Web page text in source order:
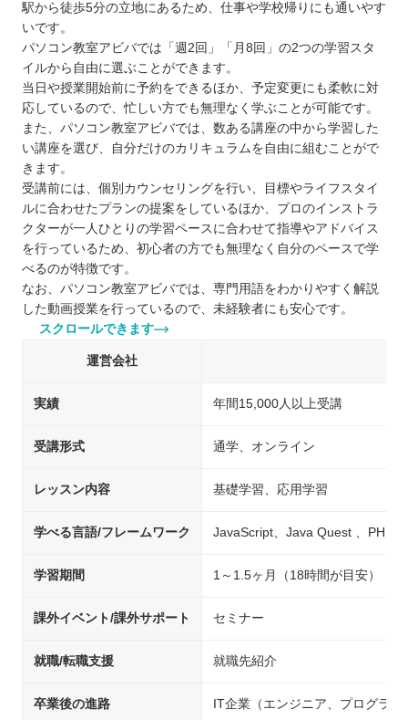
駅から徒歩5分の立地にあるため、仕事や学校帰りにも通いやす
いです。
パソコン教室アビバでは「週2回」「月8回」の2つの学習スタ
イルから自由に選ぶことができます。
当日や授業開始前に予約をできるほか、予定変更にも柔軟に対
応しているので、忙しい方でも無理なく学ぶことが可能です。
また、パソコン教室アビバでは、数ある講座の中から学習した
い講座を選び、自分だけのカリキュラムを自由に組むことがで
きます。
受講前には、個別カウンセリングを行い、目標やライフスタイ
ルに合わせたプランの提案をしているほか、プロのインストラ
クターが一人ひとりの学習ペースに合わせて指導やアドバイス
を行っているため、初心者の方でも無理なく自分のペースで学
べるのが特徴です。
なお、パソコン教室アビバでは、専門用語をわかりやすく解説
した動画授業を行っているので、未経験者にも安心です。
スクロールできます
運営会社
実績 年間15,000人以上受講
受講形式 通学、オンライン
レッスン内容 基礎学習、応用学習
学べる言語/フレームワーク JavaScript、Java Quest 、PHP
学習期間 1～1.5ヶ月（18時間が目安）
課外イベント/課外サポート セミナー
就職/転職支援 就職先紹介
卒業後の進路 IT企業（エンジニア、プログラ